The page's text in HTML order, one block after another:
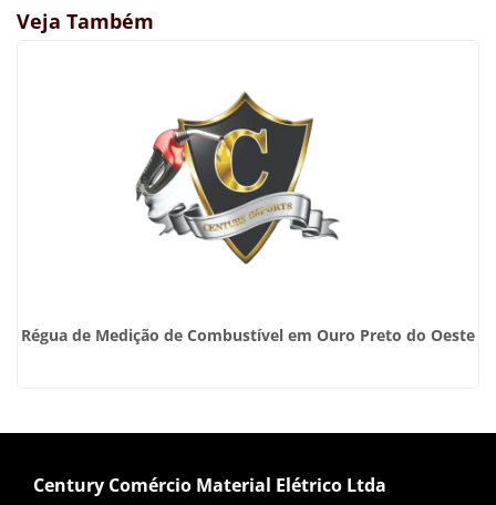
Veja Também
Régua de Medição de Combustível em Ouro Preto do Oeste
Century Comércio Material Elétrico Ltda